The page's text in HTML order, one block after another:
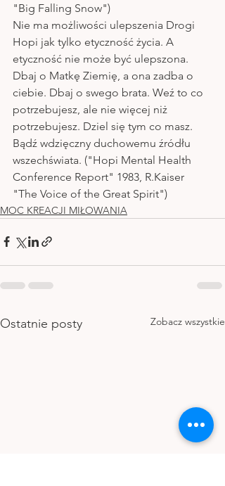
"Big Falling Snow")
Nie ma możliwości ulepszenia Drogi
Hopi jak tylko etyczność życia. A
etyczność nie może być ulepszona.
Dbaj o Matkę Ziemię, a ona zadba o
ciebie. Dbaj o swego brata. Weź to co
potrzebujesz, ale nie więcej niż
potrzebujesz. Dziel się tym co masz.
Bądź wdzięczny duchowemu źródłu
wszechświata. ("Hopi Mental Health
Conference Report" 1983, R.Kaiser
"The Voice of the Great Spirit")
MOC KREACJI MIŁOWANIA
Ostatnie posty Zobacz wszystkie